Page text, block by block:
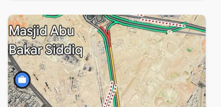
العديد من